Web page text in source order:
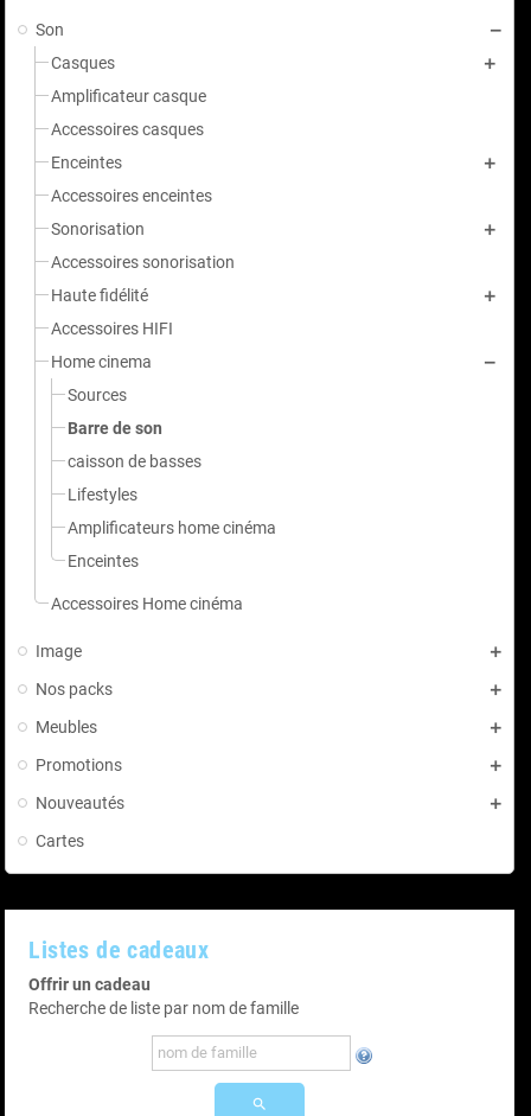
Son
Casques
Amplificateur casque
Accessoires casques
Enceintes
Accessoires enceintes
Sonorisation
Accessoires sonorisation
Haute fidélité
Accessoires HIFI
Home cinema
Sources
Barre de son
caisson de basses
Lifestyles
Amplificateurs home cinéma
Enceintes
Accessoires Home cinéma
Image
Nos packs
Meubles
Promotions
Nouveautés
Cartes
Listes de cadeaux
Offrir un cadeau
Recherche de liste par nom de famille
search